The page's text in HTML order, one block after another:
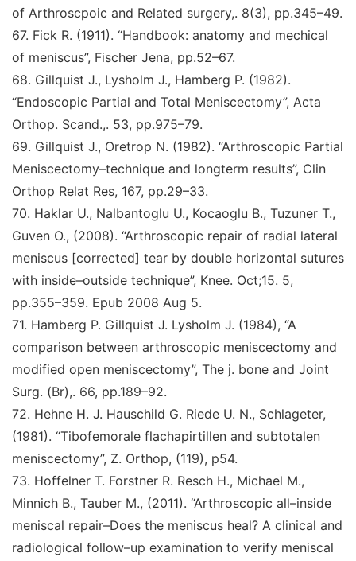
of Arthroscpoic and Related surgery,. 8(3), pp.345–49.
67. Fick R. (1911). “Handbook: anatomy and mechical
of meniscus”, Fischer Jena, pp.52–67.
68. Gillquist J., Lysholm J., Hamberg P. (1982).
“Endoscopic Partial and Total Meniscectomy”, Acta
Orthop. Scand.,. 53, pp.975–79.
69. Gillquist J., Oretrop N. (1982). “Arthroscopic Partial
Meniscectomy–technique and longterm results”, Clin
Orthop Relat Res, 167, pp.29–33.
70. Haklar U., Nalbantoglu U., Kocaoglu B., Tuzuner T.,
Guven O., (2008). “Arthroscopic repair of radial lateral
meniscus [corrected] tear by double horizontal sutures
with inside–outside technique”, Knee. Oct;15. 5,
pp.355–359. Epub 2008 Aug 5.
71. Hamberg P. Gillquist J. Lysholm J. (1984), “A
comparison between arthroscopic meniscectomy and
modified open meniscectomy”, The j. bone and Joint
Surg. (Br),. 66, pp.189–92.
72. Hehne H. J. Hauschild G. Riede U. N., Schlageter,
(1981). “Tibofemorale flachapirtillen and subtotalen
meniscectomy”, Z. Orthop, (119), p54.
73. Hoffelner T. Forstner R. Resch H., Michael M.,
Minnich B., Tauber M., (2011). “Arthroscopic all–inside
meniscal repair–Does the meniscus heal? A clinical and
radiological follow–up examination to verify meniscal